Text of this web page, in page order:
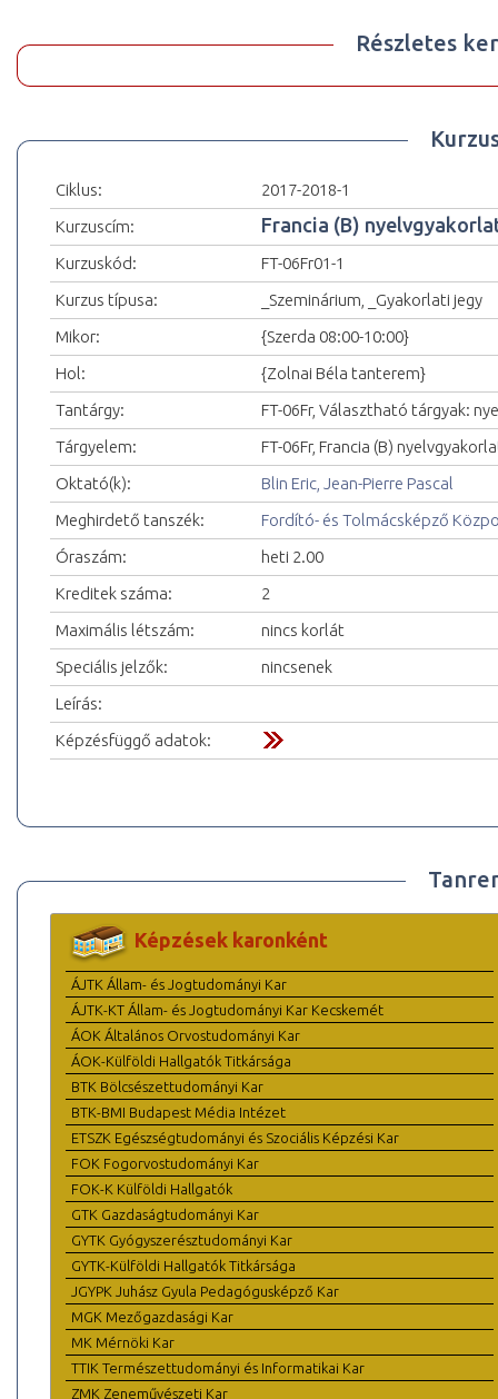
Részletes
Ciklus:
2017-2018-1
Kurzuscím:
Francia (B)
Kurzuskód:
FT-06Fr01-1
Kurzus típusa:
_Szeminárium, _Gyakorlati jegy
Mikor:
{Szerda 08:00-10:00}
Hol:
{Zolnai Béla tanterem}
Tantárgy:
FT-06Fr, Választható tárgyak:
Tárgyelem:
FT-06Fr, Francia (B)
Oktató(k):
Blin Eric, Jean-Pierre Pascal
Meghirdető tanszék:
Fordító- és Tolmácsképző
Óraszám:
heti 2.00
Kreditek száma:
2
Maximális létszám:
nincs korlát
Speciális jelzők:
nincsenek
Leírás:
Képzésfüggő adatok:
Képzések karonként
ÁJTK Állam- és Jogtudományi Kar
ÁJTK-KT Állam- és Jogtudományi Kar Kecskemét
ÁOK Általános Orvostudományi Kar
ÁOK-Külföldi Hallgatók Titkársága
BTK Bölcsészettudományi Kar
BTK-BMI Budapest Média Intézet
ETSZK Egészségtudományi és Szociális Képzési Kar
FOK Fogorvostudományi Kar
FOK-K Külföldi Hallgatók
GTK Gazdaságtudományi Kar
GYTK Gyógyszerésztudományi Kar
GYTK-Külföldi Hallgatók Titkársága
JGYPK Juhász Gyula Pedagógusképző Kar
MGK Mezőgazdasági Kar
MK Mérnöki Kar
TTIK Természettudományi és Informatikai Kar
ZMK Zeneművészeti Kar